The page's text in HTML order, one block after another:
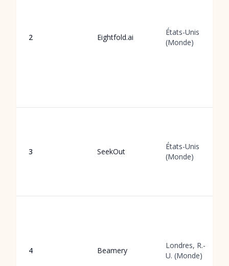
2 Eightfold.ai
États-Unis
(Monde)
3 SeekOut
États-Unis
(Monde)
4 Beamery
Londres, R.-
U. (Monde)